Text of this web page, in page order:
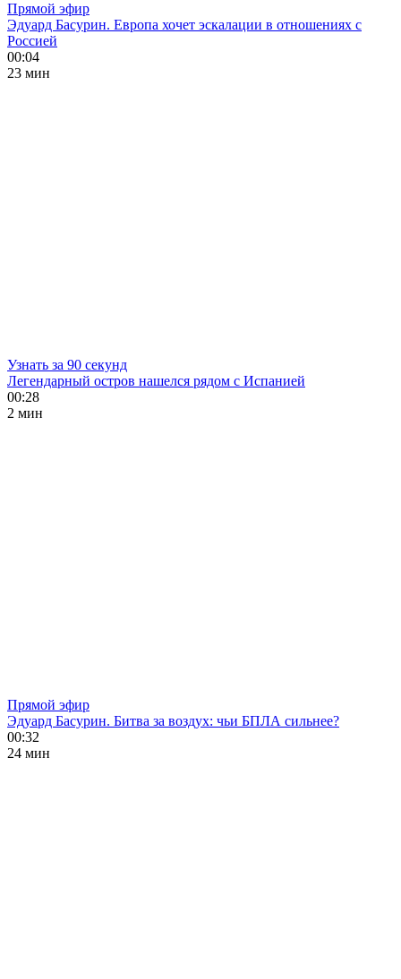
Прямой эфир
Эдуард Басурин. Европа хочет эскалации в отношениях с
Россией
00:04
23 мин
Узнать за 90 секунд
Легендарный остров нашелся рядом с Испанией
00:28
2 мин
Прямой эфир
Эдуард Басурин. Битва за воздух: чьи БПЛА сильнее?
00:32
24 мин